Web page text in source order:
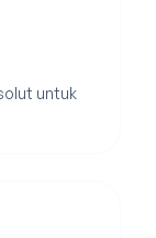
untuk